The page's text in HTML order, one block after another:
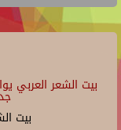
بيت الشعر العربي
بيت